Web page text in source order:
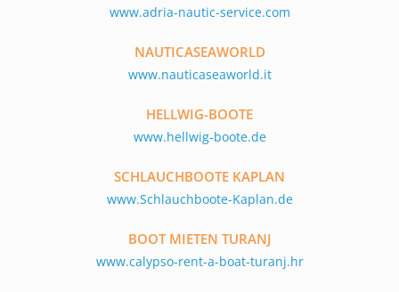
www.adria-nautic-service.com
NAUTICASEAWORLD
www.nauticaseaworld.it
HELLWIG-BOOTE
www.hellwig-boote.de
SCHLAUCHBOOTE KAPLAN
www.Schlauchboote-Kaplan.de
BOOT MIETEN TURANJ
www.calypso-rent-a-boat-turanj.hr